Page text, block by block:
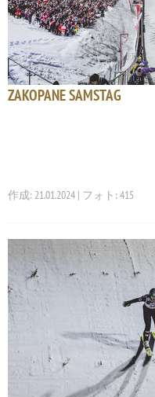
ZAKOPANE SAMSTAG
作成: 21.01.2024 | フォト: 415